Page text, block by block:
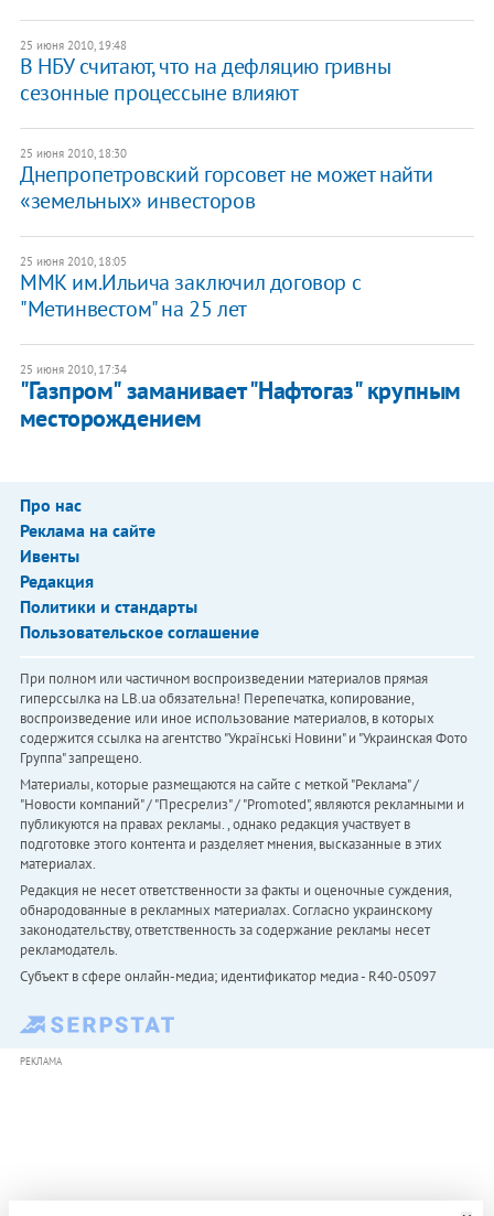
25 июня 2010, 19:48
В НБУ считают, что на дефляцию гривны
сезонные процессыне влияют
25 июня 2010, 18:30
Днепропетровский горсовет не может найти
«земельных» инвесторов
25 июня 2010, 18:05
ММК им.Ильича заключил договор с
"Метинвестом" на 25 лет
25 июня 2010, 17:34
"Газпром" заманивает "Нафтогаз" крупным
месторождением
Про нас
Реклама на сайте
Ивенты
Редакция
Политики и стандарты
Пользовательское соглашение
При полном или частичном воспроизведении материалов прямая
гиперссылка на LB.ua обязательна! Перепечатка, копирование,
воспроизведение или иное использование материалов, в которых
содержится ссылка на агентство "Українськi Новини" и "Украинская Фото
Группа" запрещено.
Материалы, которые размещаются на сайте с меткой "Реклама" /
"Новости компаний" / "Пресрелиз" / "Promoted", являются рекламными и
публикуются на правах рекламы. , однако редакция участвует в
подготовке этого контента и разделяет мнения, высказанные в этих
материалах.
Редакция не несет ответственности за факты и оценочные суждения,
обнародованные в рекламных материалах. Согласно украинскому
законодательству, ответственность за содержание рекламы несет
рекламодатель.
Субъект в сфере онлайн-медиа; идентификатор медиа - R40-05097
РЕКЛАМА